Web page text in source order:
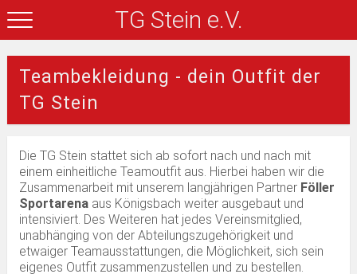
TG Stein e.V.
Teambekleidung - dein Outfit der
TG Stein
Die TG Stein stattet sich ab sofort nach und nach mit
einem einheitliche Teamoutfit aus. Hierbei haben wir die
Zusammenarbeit mit unserem langjährigen Partner Föller
Sportarenaaus Königsbach weiter ausgebaut und
intensiviert. Des Weiteren hat jedes Vereinsmitglied,
unabhänging von der Abteilungszugehörigkeit und
etwaiger Teamausstattungen, die Möglichkeit, sich sein
eigenes Outfit zusammenzustellen und zu bestellen.